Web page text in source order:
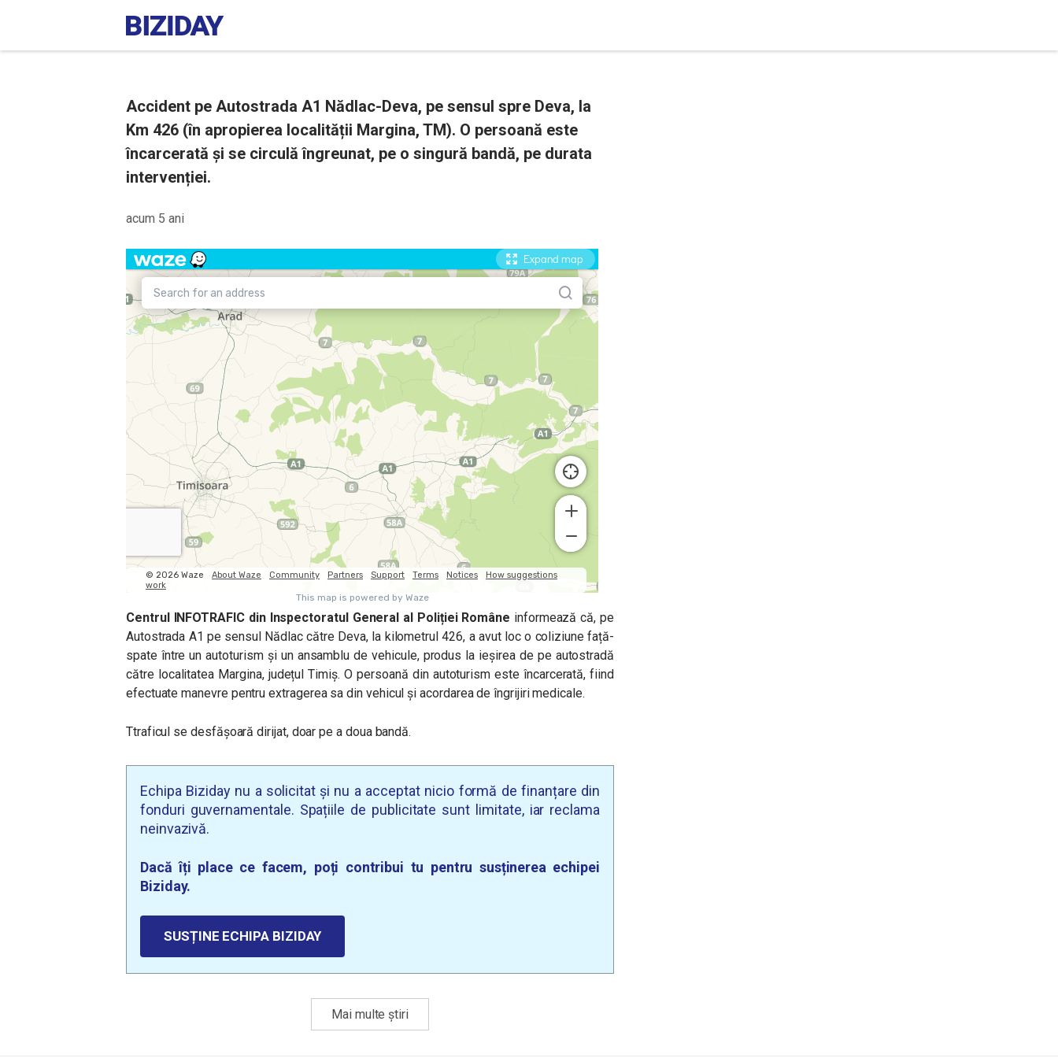
Accident pe Autostrada A1 Nădlac-Deva, pe sensul spre Deva, la
Km 426 (în apropierea localității Margina, TM). O persoană este
încarcerată și se circulă îngreunat, pe o singură bandă, pe durata
intervenției.
acum 5 ani
Centrul INFOTRAFIC din Inspectoratul General al Poliției Române informează că, pe
Autostrada A1 pe sensul Nădlac către Deva, la kilometrul 426, a avut loc o coliziune față-
spate între un autoturism și un ansamblu de vehicule, produs la ieșirea de pe autostradă
către localitatea Margina, județul Timiș. O persoană din autoturism este încarcerată, fiind
efectuate manevre pentru extragerea sa din vehicul și acordarea de îngrijiri medicale.
Ttraficul se desfășoară dirijat, doar pe a doua bandă.
Echipa Biziday nu a solicitat și nu a acceptat nicio formă de finanțare din
fonduri guvernamentale. Spațiile de publicitate sunt limitate, iar reclama
neinvazivă.
Dacă îți place ce facem, poți contribui tu pentru susținerea echipei
Biziday.
SUSȚINE ECHIPA BIZIDAY
Mai multe știri